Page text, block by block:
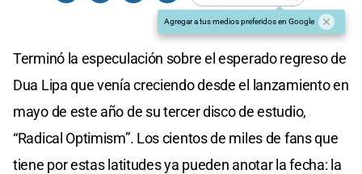
Agregar a tus medios preferidos en Google
Terminó la especulación sobre el esperado regreso de
Dua Lipa que venía creciendo desde el lanzamiento en
mayo de este año de su tercer disco de estudio,
“Radical Optimism”. Los cientos de miles de fans que
tiene por estas latitudes ya pueden anotar la fecha: la